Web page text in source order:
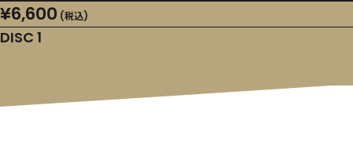
¥6,600 (税込)
DISC 1